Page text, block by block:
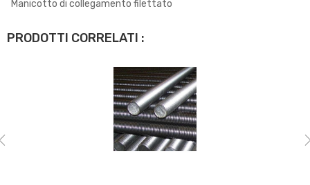
Manicotto di collegamento filettato
PRODOTTI CORRELATI :